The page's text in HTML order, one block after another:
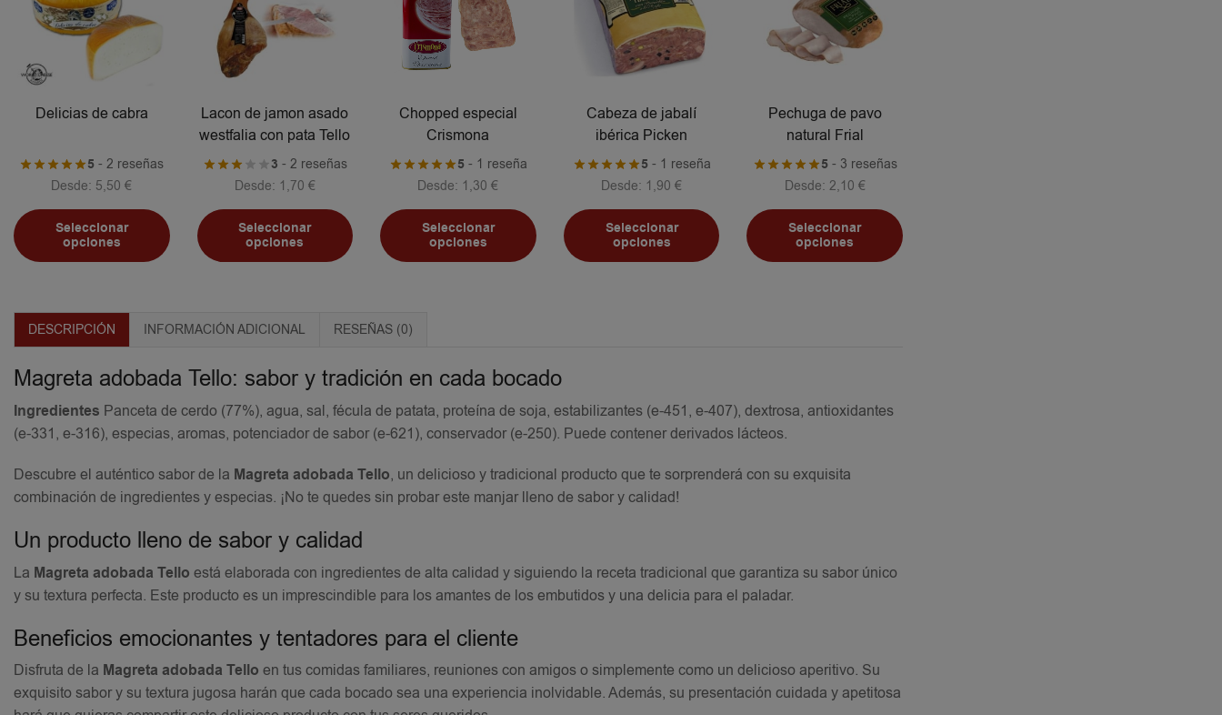
Delicias de cabra
5 - 2 reseñas
Desde: 5,50€
Seleccionar
opciones
Lacon de jamon asado
westfalia con pata Tello
3 - 2 reseñas
Desde: 1,70 €
Seleccionar
opciones
Chopped especial
Crismona
5- 1 reseña
Desde: 1,30€
Seleccionar
opciones
Cabeza de jabalí
ibérica Picken
5- 1 reseña
Desde: 1,90€
Seleccionar
opciones
Pechuga de pavo
natural Frial
5- 3 reseñas
Desde: 2,10 €
Seleccionar
opciones
DESCRIPCIÓN INFORMACIÓN ADICIONAL RESEÑAS (0)
Magreta adobada Tello: sabor y tradición en cada bocado
Ingredientes Panceta de cerdo (77%), agua, sal, fécula de patata, proteína de soja, estabilizantes (e-451, e-407), dextrosa, antioxidantes
(e-331, e-316), especias, aromas, potenciador de sabor (e-621), conservador (e-250). Puede contener derivados lácteos.
Descubre el auténtico sabor de la Magreta adobada Tello, un delicioso y tradicional producto que te sorprenderá con su exquisita
combinación de ingredientes y especias. ¡No te quedes sin probar este manjar lleno de sabor y calidad!
Un producto lleno de sabor y calidad
La Magreta adobada Tello está elaborada con ingredientes de alta calidad y siguiendo la receta tradicional que garantiza su sabor único
y su textura perfecta. Este producto es un imprescindible para los amantes de los embutidos y una delicia para el paladar.
Beneficios emocionantes y tentadores para el cliente
Disfruta de la Magreta adobada Tello en tus comidas familiares, reuniones con amigos o simplemente como un delicioso aperitivo. Su
exquisito sabor y su textura jugosa harán que cada bocado sea una experiencia inolvidable. Además, su presentación cuidada y apetitosa